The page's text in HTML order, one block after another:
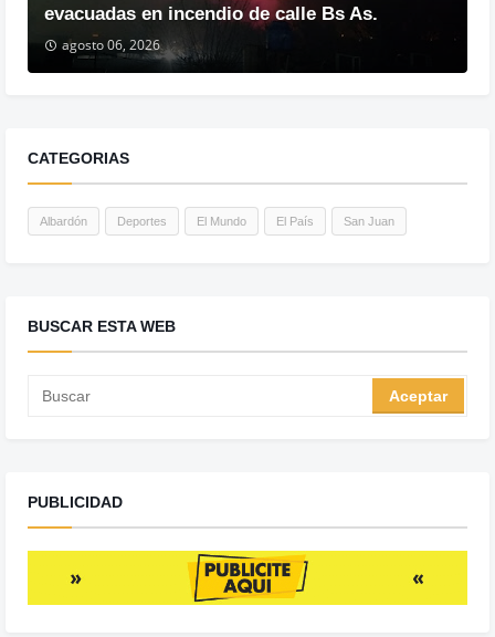
evacuadas en incendio de calle Bs As.
agosto 06, 2026
CATEGORIAS
Albardón Deportes El Mundo El País San Juan
BUSCAR ESTA WEB
PUBLICIDAD